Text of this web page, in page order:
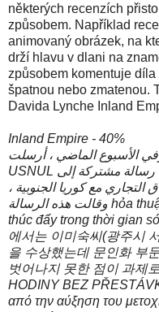
některých recenzích
způsobem. Například
animovaný obrázek, na
drží hlavu v dlani na
způsobem komentuje
špatnou nebo zmatenou.
Davida Lynche Inland
Inland Empire - 40%
وفي الأسبوع الماضي ، أرسلت
USNUL مجموعة غذائية وزراعية أمريكية رسالة مشتركة إلى
التجاري مع كوريا الجنوبية ،
وقالت هذه الرسالة hỏa thuận sáu bên vào tháng Hai sẽ được
thúc đẩy trong thời gian
에서는 이미숙씨(광주시
을 수상했는데 문인화 부
벗어나지 못한 점이 과제
HODINY BEZ
από την αύξηση του